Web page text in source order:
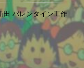
田 バレンタイン工作